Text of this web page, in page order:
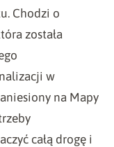
Chodzi o
została
w
na Mapy
całą drogę i